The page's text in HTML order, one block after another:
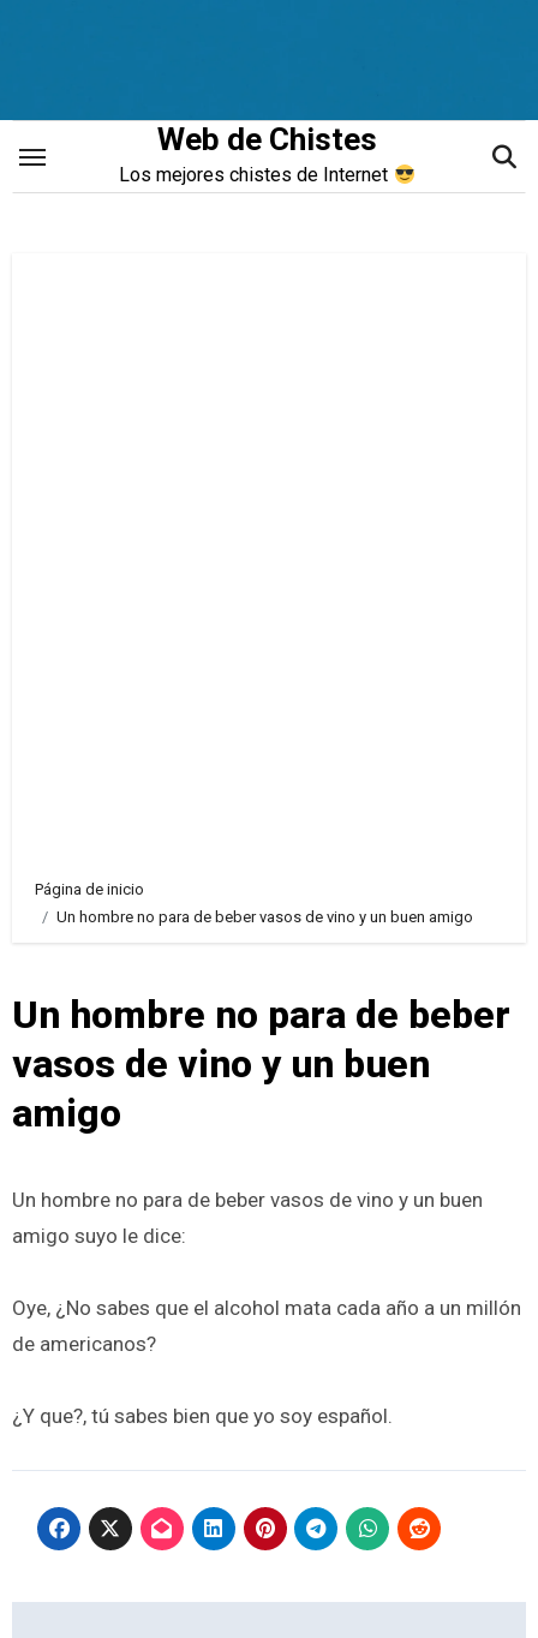
Web de Chistes
Los mejores chistes de Internet
Página de inicio
Un hombre no para de beber vasos de vino y un buen amigo
Un hombre no para de beber
vasos de vino y un buen
amigo
Un hombre no para de beber vasos de vino y un buen
amigo suyo le dice:
Oye, ¿No sabes que el alcohol mata cada año a un millón
de americanos?
¿Y que?, tú sabes bien que yo soy español.